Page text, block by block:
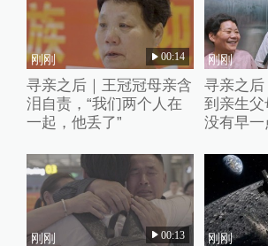
刚刚 00:14
寻亲之后｜王冠冠母亲含
泪自责，“我们两个人在
一起，他丢了”
刚刚
寻亲之
到亲生
没有早一
刚刚 00:13 刚刚